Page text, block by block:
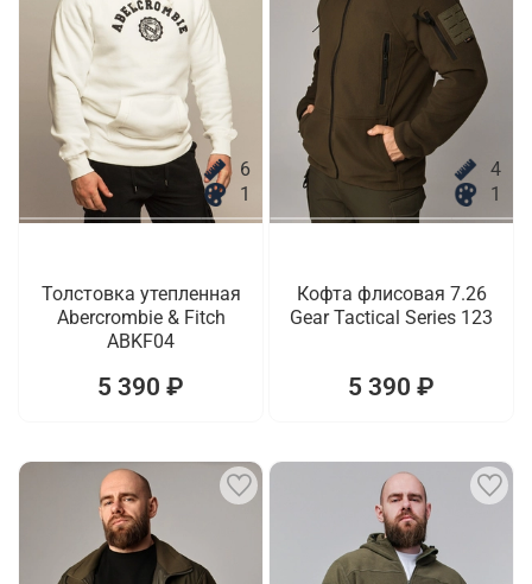
6
1
Толстовка утепленная
Abercrombie & Fitch
ABKF04
5 390 ₽
4
1
Кофта флисовая 7.26
Gear Tactical Series 123
5 390 ₽